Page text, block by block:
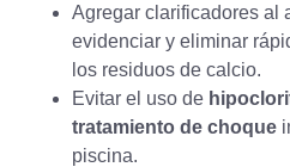
Agregar clarificadores al
evidenciar y eliminar
los residuos de calcio.
Evitar el uso de
tratamiento de choque
piscina.